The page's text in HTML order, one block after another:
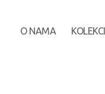
O NAMA